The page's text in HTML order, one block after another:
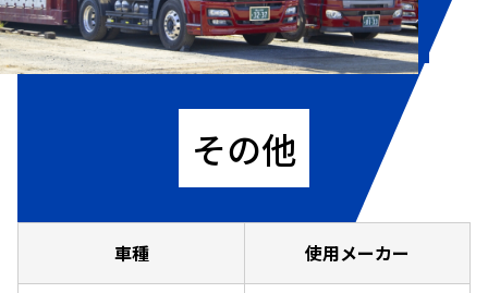
その他
車種 使用メーカー